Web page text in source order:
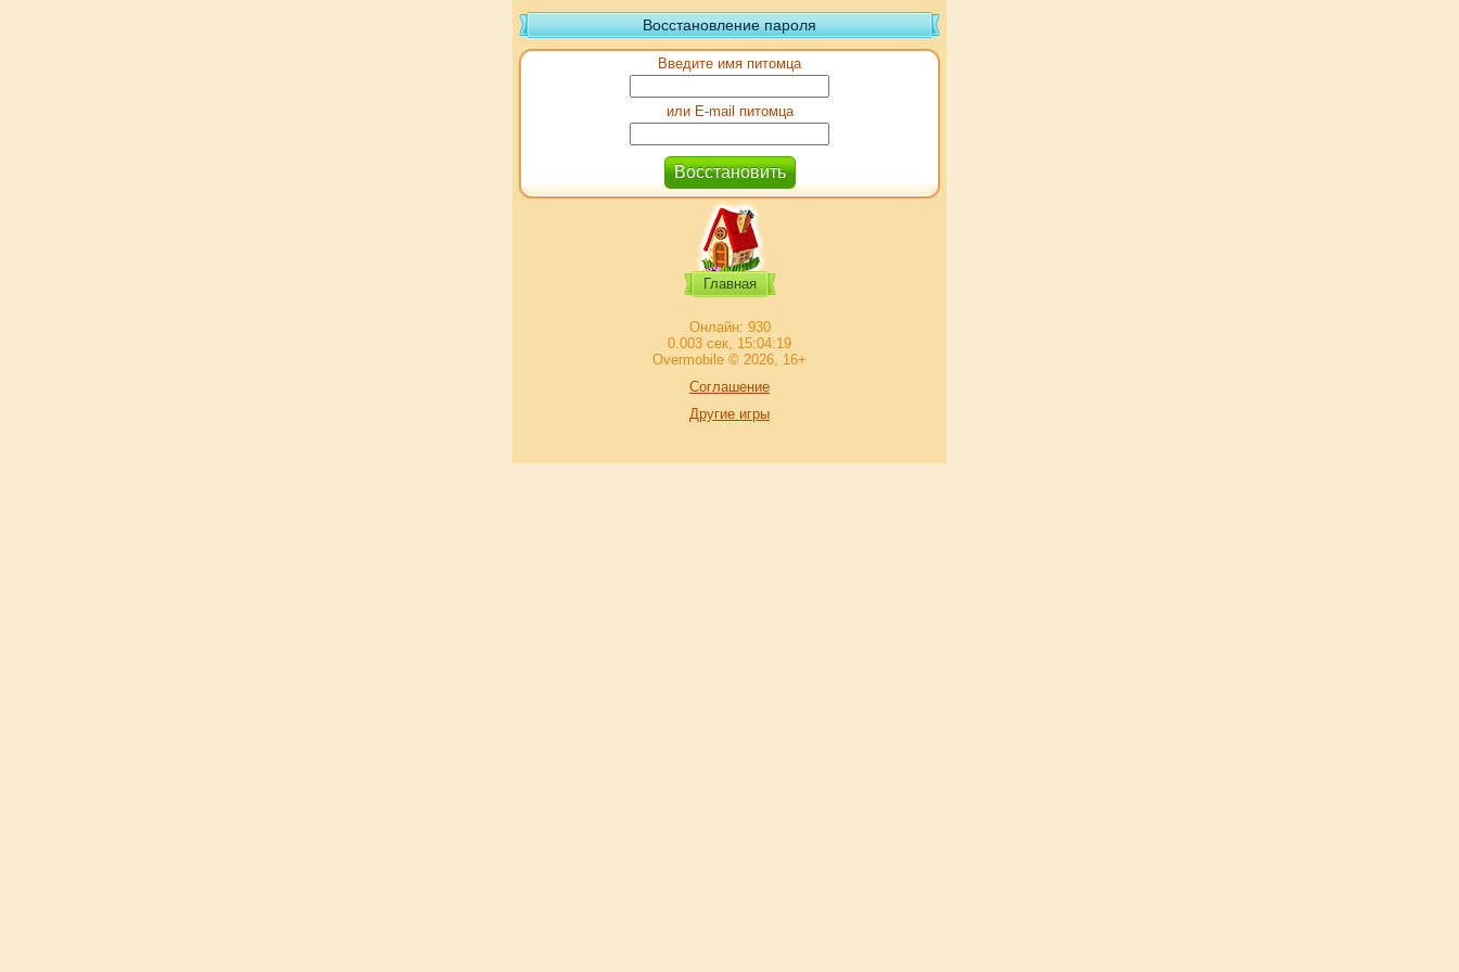
Восстановление пароля
Введите имя питомца
или E-mail питомца
Главная
Онлайн: 930
0.003 сек, 15:04:19
Overmobile © 2026, 16+
Соглашение
Другие игры